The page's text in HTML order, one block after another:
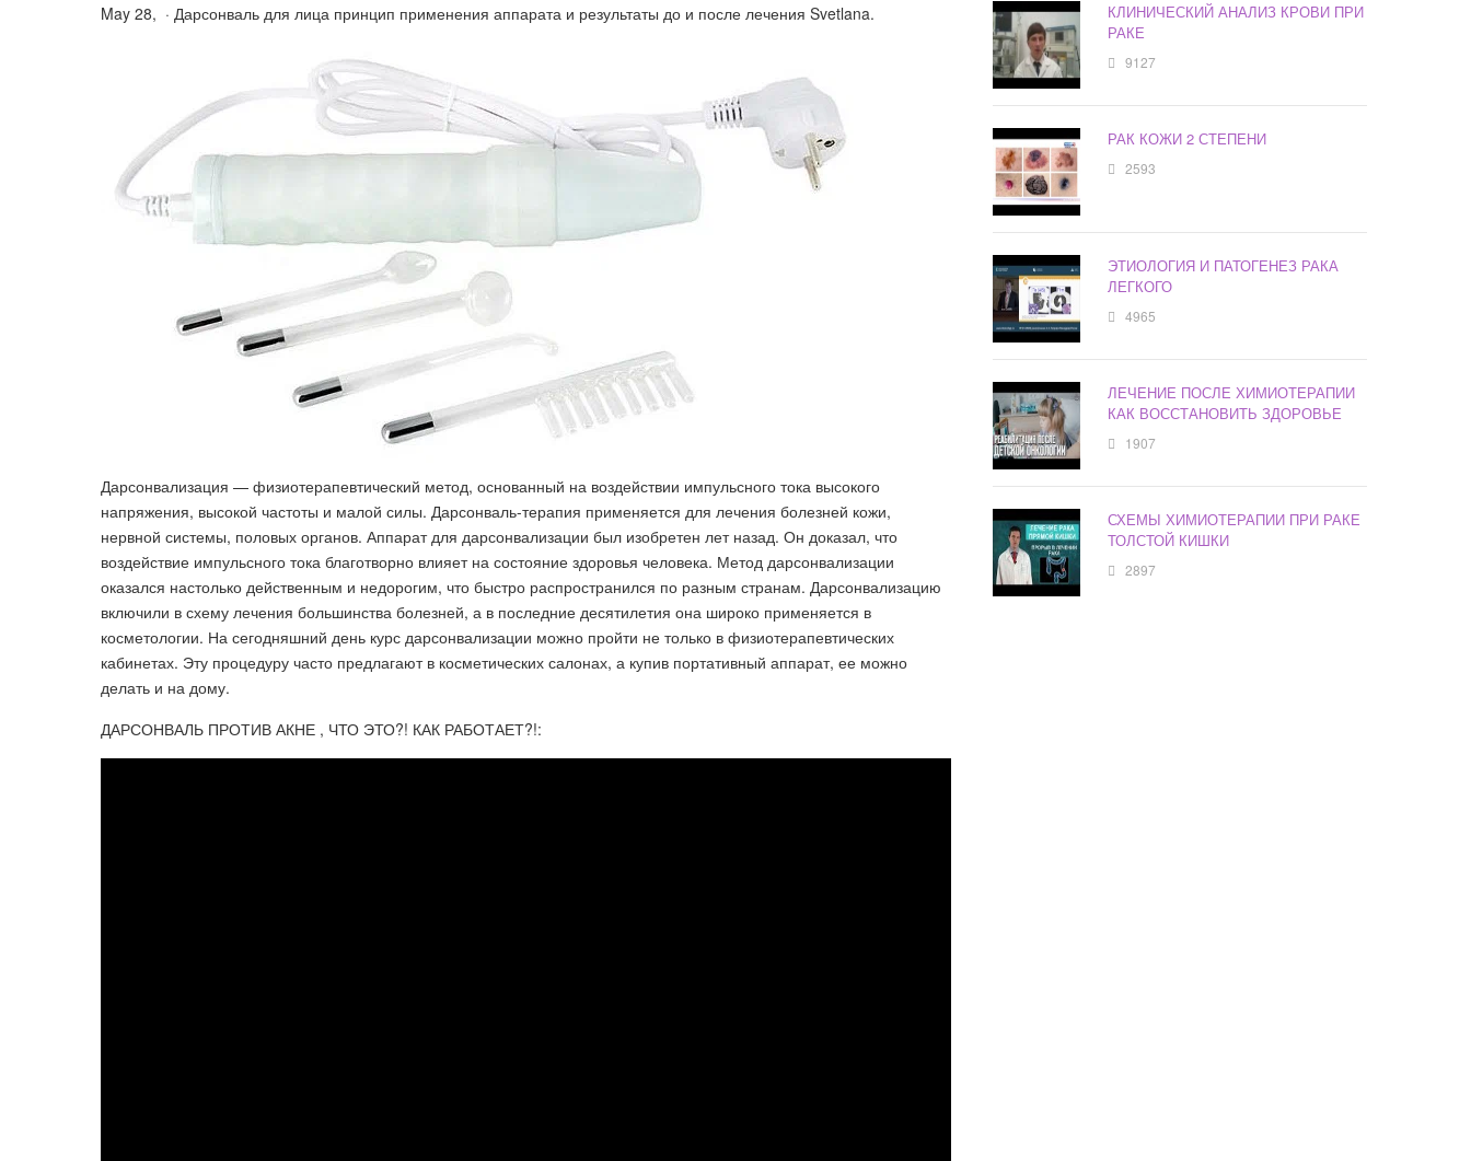
May 28, · Дарсонваль для лица принцип применения аппарата и результаты до и после лечения Svetlana.
Дарсонвализация — физиотерапевтический метод, основанный на воздействии импульсного тока высокого
напряжения, высокой частоты и малой силы. Дарсонваль-терапия применяется для лечения болезней кожи,
нервной системы, половых органов. Аппарат для дарсонвализации был изобретен лет назад. Он доказал, что
воздействие импульсного тока благотворно влияет на состояние здоровья человека. Метод дарсонвализации
оказался настолько действенным и недорогим, что быстро распространился по разным странам. Дарсонвализацию
включили в схему лечения большинства болезней, а в последние десятилетия она широко применяется в
косметологии. На сегодняшний день курс дарсонвализации можно пройти не только в физиотерапевтических
кабинетах. Эту процедуру часто предлагают в косметических салонах, а купив портативный аппарат, ее можно
делать и на дому.
ДАРСОНВАЛЬ ПРОТИВ АКНЕ , ЧТО ЭТО?! КАК РАБОТАЕТ?!:
КЛИНИЧЕСКИЙ АНАЛИЗ КРОВИ ПРИ
РАКЕ
9127
РАК КОЖИ 2 СТЕПЕНИ
2593
ЭТИОЛОГИЯ И ПАТОГЕНЕЗ РАКА
ЛЕГКОГО
4965
ЛЕЧЕНИЕ ПОСЛЕ ХИМИОТЕРАПИИ
КАК ВОССТАНОВИТЬ ЗДОРОВЬЕ
1907
СХЕМЫ ХИМИОТЕРАПИИ ПРИ РАКЕ
ТОЛСТОЙ КИШКИ
2897